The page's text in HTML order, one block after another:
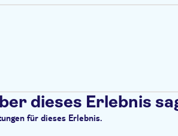
dieses Erlebnis
für dieses Erlebnis.